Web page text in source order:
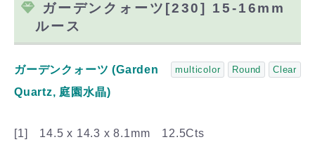
ガーデンクォーツ[230] 15-16mm
ルース
multicolor Round Clear
ガーデンクォーツ (Garden
Quartz, 庭園水晶)
[1] 14.5 x 14.3 x 8.1mm 12.5Cts